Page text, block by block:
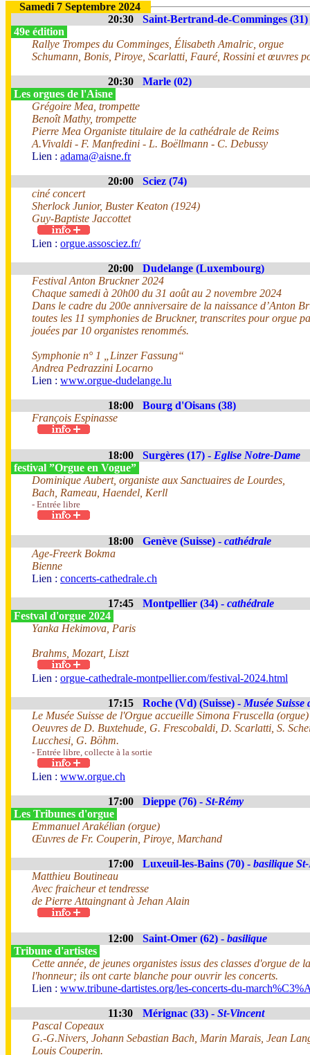
Samedi 7 Septembre 2024
20:30
Saint-Bertrand-de-Comminges (31)
49e édition
Rallye Trompes du Comminges, Élisabeth Amalric, orgue
Schumann, Bonis, Piroye, Scarlatti, Fauré, Rossini et œuvres
20:30
Marle (02)
Les orgues de l'Aisne
Grégoire Mea, trompette
Benoît Mathy, trompette
Pierre Mea Organiste titulaire de la cathédrale de Reims
A.Vivaldi - F. Manfredini - L. Boëllmann - C. Debussy
Lien : adama@aisne.fr
20:00
Sciez (74)
ciné concert
Sherlock Junior, Buster Keaton (1924)
Guy-Baptiste Jaccottet
Lien : orgue.assosciez.fr/
20:00
Dudelange (Luxembourg)
Festival Anton Bruckner 2024
Chaque samedi à 20h00 du 31 août au 2 novembre 2024
Dans le cadre du 200e anniversaire de la naissance d’Anton
toutes les 11 symphonies de Bruckner, transcrites pour orgue
jouées par 10 organistes renommés.
Symphonie n° 1 „Linzer Fassung“
Andrea Pedrazzini Locarno
Lien : www.orgue-dudelange.lu
18:00
Bourg d'Oisans (38)
François Espinasse
18:00 Surgères (17) - Eglise Notre-Dame
festival ”Orgue en Vogue”
Dominique Aubert, organiste aux Sanctuaires de Lourdes,
Bach, Rameau, Haendel, Kerll
- Entrée libre
18:00 Genève (Suisse) - cathédrale
Age-Freerk Bokma
Bienne
Lien : concerts-cathedrale.ch
17:45 Montpellier (34) - cathédrale
Festval d'orgue 2024
Yanka Hekimova, Paris
Brahms, Mozart, Liszt
Lien : orgue-cathedrale-montpellier.com/festival-2024.html
17:15 Roche (Vd) (Suisse) - Musée Suisse
Le Musée Suisse de l'Orgue accueille Simona Fruscella (orgue)
Oeuvres de D. Buxtehude, G. Frescobaldi, D. Scarlatti, S.
Lucchesi, G. Böhm.
- Entrée libre, collecte à la sortie
Lien : www.orgue.ch
17:00 Dieppe (76) - St-Rémy
Les Tribunes d'orgue
Emmanuel Arakélian (orgue)
Œuvres de Fr. Couperin, Piroye, Marchand
17:00 Luxeuil-les-Bains (70) - basilique
Matthieu Boutineau
Avec fraicheur et tendresse
de Pierre Attaingnant à Jehan Alain
12:00 Saint-Omer (62) - basilique
Tribune d'artistes
Cette année, de jeunes organistes issus des classes d'orgue de
l'honneur; ils ont carte blanche pour ouvrir les concerts.
Lien : www.tribune-dartistes.org/les-concerts-du-
11:30 Mérignac (33) - St-Vincent
Pascal Copeaux
G.-G.Nivers, Johann Sebastian Bach, Marin Marais, Jean
Louis Couperin.